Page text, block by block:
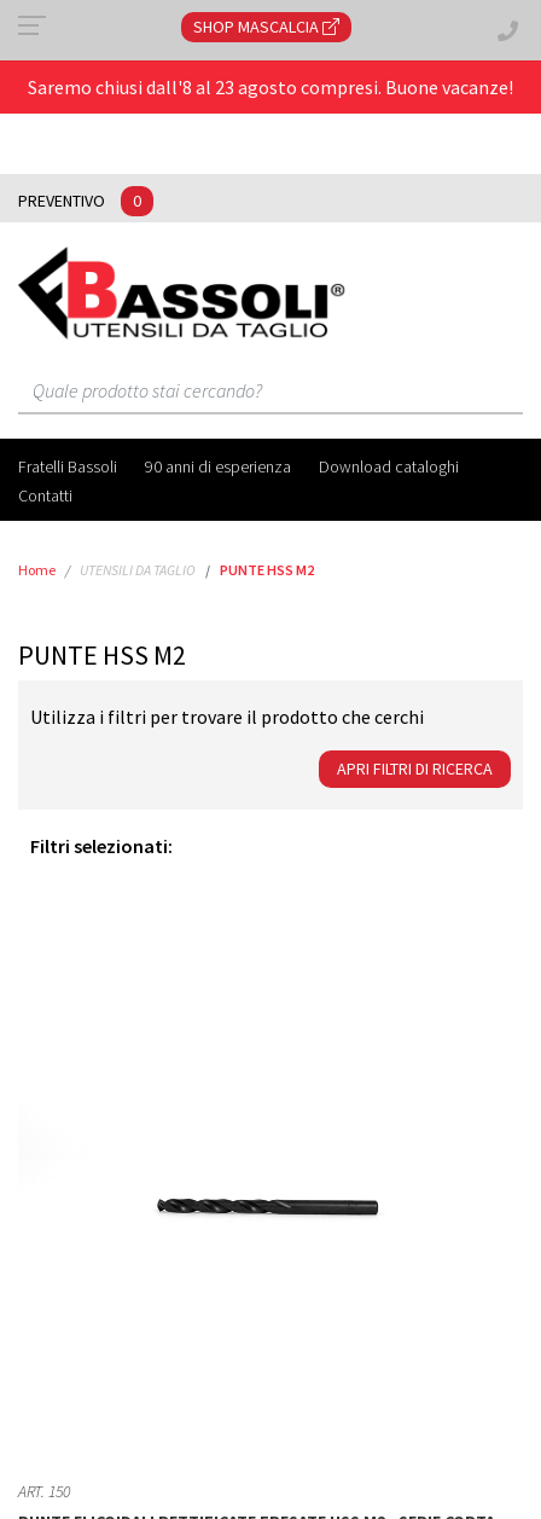
Saremo chiusi dall'8 al 23 agosto compresi. Buone vacanze!
PREVENTIVO 0
Fratelli Bassoli 90 anni di esperienza
Download cataloghi
Contatti
SHOP MASCALCIA
Home UTENSILI DA TAGLIO PUNTE HSS M2
PUNTE HSS M2
Utilizza i filtri per trovare il prodotto che cerchi
APRI FILTRI DI RICERCA
Filtri selezionati:
ART. 150